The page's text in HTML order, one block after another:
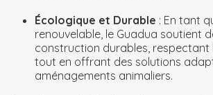
Écologique et Durable : En tant
renouvelable, le Guadua soutient
construction durables, respectant
tout en offrant des solutions
aménagements animaliers.